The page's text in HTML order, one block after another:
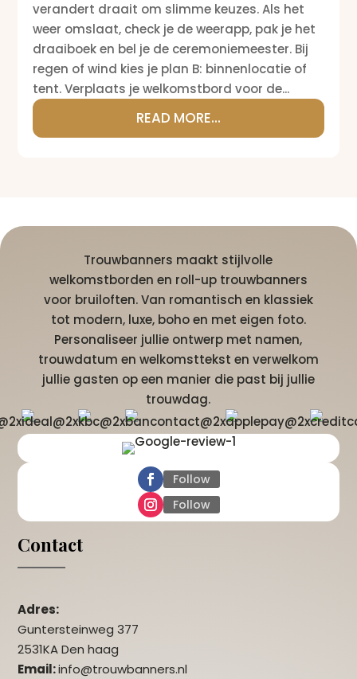
verandert draait om slimme keuzes. Als het
weer omslaat, check je de weerapp, pak je het
draaiboek en bel je de ceremoniemeester. Bij
regen of wind kies je plan B: binnenlocatie of
tent. Verplaats je welkomstbord voor de...
READ MORE...
Trouwbanners maakt stijlvolle
welkomstborden en roll-up trouwbanners
voor bruiloften. Van romantisch en klassiek
tot modern, luxe, boho en met eigen foto.
Personaliseer jullie ontwerp met namen,
trouwdatum en welkomsttekst en verwelkom
jullie gasten op een manier die past bij jullie
trouwdag.
Follow
Follow
Contact
Adres:
Guntersteinweg 377
2531KA Den haag
Email:info@trouwbanners.nl